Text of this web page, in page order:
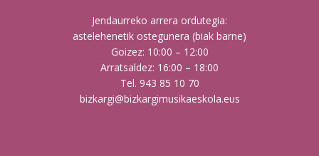
Jendaurreko arrera ordutegia:
astelehenetik ostegunera (biak barne)
Goizez: 10:00 – 12:00
Arratsaldez: 16:00 – 18:00
Tel. 943 85 10 70
bizkargi@bizkargimusikaeskola.eus